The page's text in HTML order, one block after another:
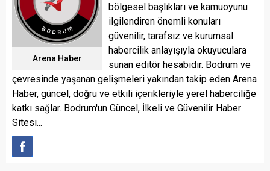
Arena Haber
bölgesel başlıkları ve kamuoyunu
ilgilendiren önemli konuları
güvenilir, tarafsız ve kurumsal
habercilik anlayışıyla okuyuculara
sunan editör hesabıdır. Bodrum ve
çevresinde yaşanan gelişmeleri yakından takip eden Arena
Haber, güncel, doğru ve etkili içerikleriyle yerel haberciliğe
katkı sağlar. Bodrum'un Güncel, İlkeli ve Güvenilir Haber
Sitesi...